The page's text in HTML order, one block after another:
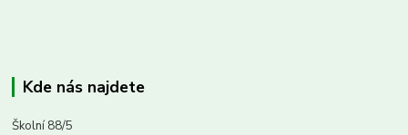
Kde nás najdete
Školní 88/5